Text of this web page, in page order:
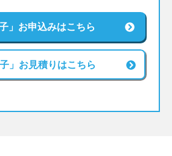
」お申込みはこちら
子」お見積りはこちら